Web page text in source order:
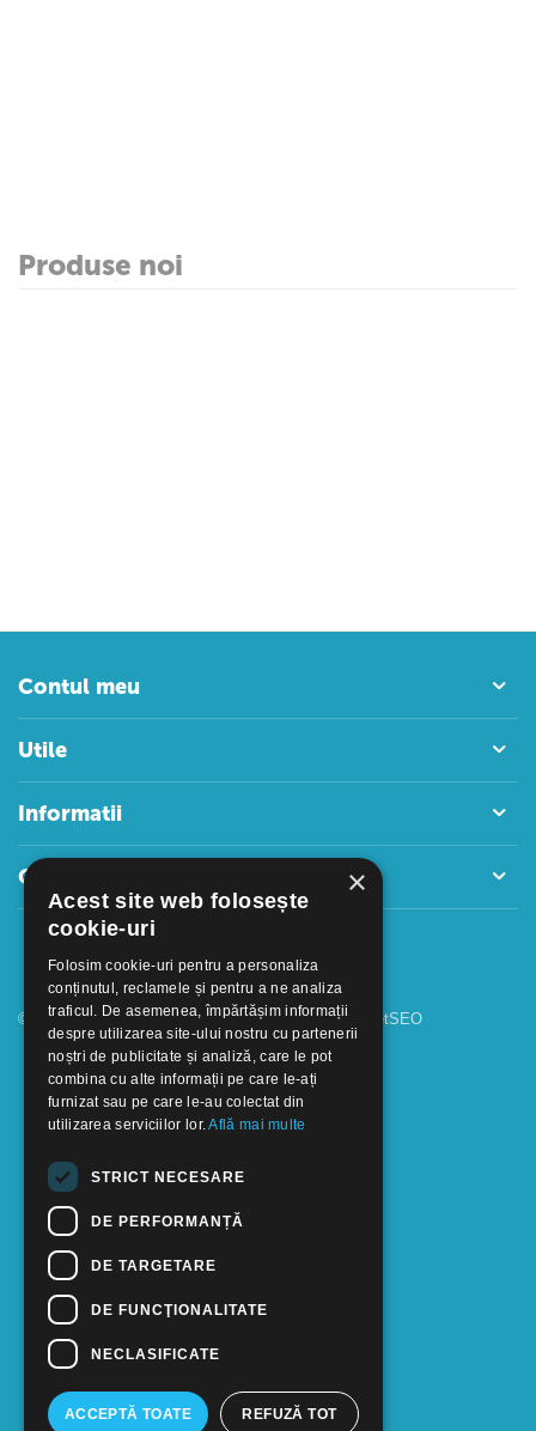
Produse noi
Contul meu
Utile
Informatii
Contact
© 2018 - 2026 GOOFFICE. Realizat si configurat netSEO
×
Acest site web folosește
cookie-uri
Folosim cookie-uri pentru a personaliza
conținutul, reclamele și pentru a ne analiza
traficul. De asemenea, împărtășim informații
despre utilizarea site-ului nostru cu partenerii
noștri de publicitate și analiză, care le pot
combina cu alte informații pe care le-ați
furnizat sau pe care le-au colectat din
utilizarea serviciilor lor.Află mai multe
STRICT NECESARE
DE PERFORMANȚĂ
DE TARGETARE
DE FUNCŢIONALITATE
NECLASIFICATE
ACCEPTĂ TOATE REFUZĂ TOT